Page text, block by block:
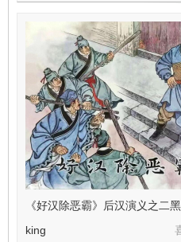
《好汉除恶霸》后汉演义之二
king